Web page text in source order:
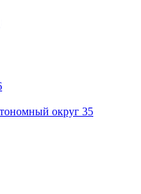
округ 35